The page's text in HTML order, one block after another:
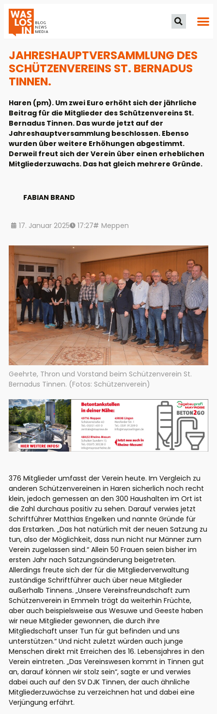
JAHRESHAUPTVERSAMMLUNG DES
SCHÜTZENVEREINS ST. BERNADUS
TINNEN.
Haren (pm). Um zwei Euro erhöht sich der jährliche
Beitrag für die Mitglieder des Schützenvereins St.
Bernadus Tinnen. Das wurde jetzt auf der
Jahreshauptversammlung beschlossen. Ebenso
wurden über weitere Erhöhungen abgestimmt.
Derweil freut sich der Verein über einen erheblichen
Mitgliederzuwachs. Das hat gleich mehrere Gründe.
FABIAN BRAND
17. Januar 2025 17:27 Meppen
Geehrte, Thron und Vorstand beim Schützenverein St.
Bernadus Tinnen. (Fotos: Schützenverein)
376 Mitglieder umfasst der Verein heute. Im Vergleich zu
anderen Schützenvereinen in Haren sicherlich noch recht
klein, jedoch gemessen an den 300 Haushalten im Ort ist
die Zahl durchaus positiv zu sehen. Darauf verwies jetzt
Schriftführer Matthias Engelken und nannte Gründe für
das Erstarken. „Das hat natürlich mit der neuen Satzung zu
tun, also der Möglichkeit, dass nun nicht nur Männer zum
Verein zugelassen sind.“ Allein 50 Frauen seien bisher im
ersten Jahr nach Satzungsänderung beigetreten.
Allerdings freute sich der für die Mitgliederverwaltung
zuständige Schriftführer auch über neue Mitglieder
außerhalb Tinnens. „Unsere Vereinsfreundschaft zum
Schützenverein in Emmeln trägt da weiterhin Früchte,
aber auch beispielsweise aus Wesuwe und Geeste haben
wir neue Mitglieder gewonnen, die durch ihre
Mitgliedschaft unser Tun für gut befinden und uns
unterstützen.“ Und nicht zuletzt würden auch junge
Menschen direkt mit Erreichen des 16. Lebensjahres in den
Verein eintreten. „Das Vereinswesen kommt in Tinnen gut
an, darauf können wir stolz sein“, sagte er und verwies
dabei auch auf den SV DJK Tinnen, der auch ähnliche
Mitgliederzuwächse zu verzeichnen hat und dabei eine
Verjüngung erfährt.